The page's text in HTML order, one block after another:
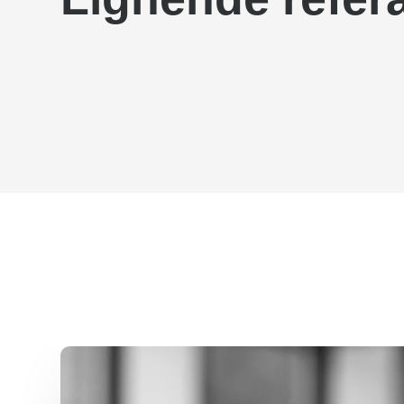
GORMSVEJ, VEJEN KOMMUN